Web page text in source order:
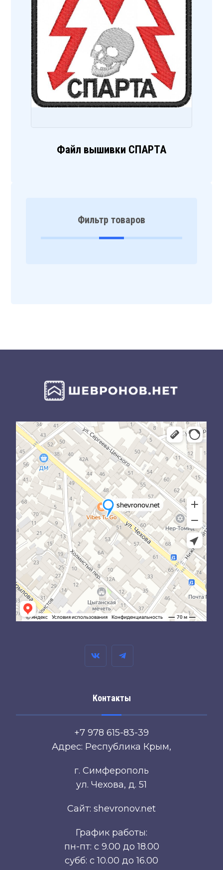
Файл вышивки СПАРТА
Фильтр товаров
Контакты
+7 978 615-83-39
Адрес: Республика Крым,
г. Симферополь
ул. Чехова, д. 51
Сайт: shevronov.net
График работы:
пн-пт: с 9.00 до 18.00
субб: с 10.00 до 16.00